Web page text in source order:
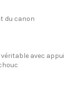
du canon
avec